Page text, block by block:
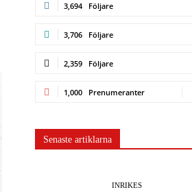
3,694 Följare
3,706 Följare
2,359 Följare
1,000 Prenumeranter
Senaste artiklarna
INRIKES